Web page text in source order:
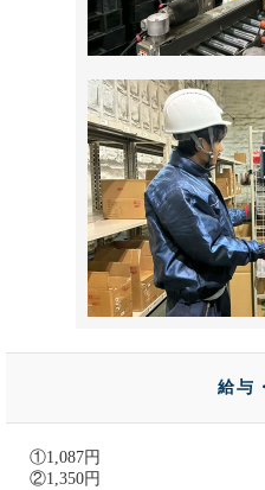
給与
①1,087円
②1,350円